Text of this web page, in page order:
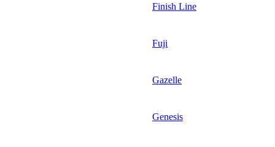
Finish Line
Fuji
Gazelle
Genesis